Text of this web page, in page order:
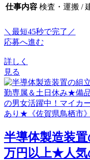
仕事内容 検査・運搬 /
＼最短45秒で完了／
応募へ進む
詳しく
見る
半導体製造装
万円以上★人気